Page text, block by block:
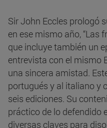
Sir John Eccles prologó
en ese mismo año, “Las
que incluye también un
entrevista con el mismo
una sincera amistad.
portugués y al italiano y
seis ediciones. Su
práctico de lo defendido
diversas claves para